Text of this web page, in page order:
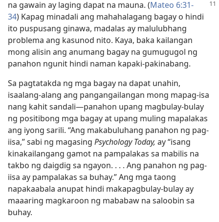
na gawain ay laging dapat na mauna. (Mateo 6:31-
34) Kapag minadali ang mahahalagang bagay o hindi
ito puspusang ginawa, madalas ay malulubhang
problema ang kasunod nito. Kaya, baka kailangan
mong alisin ang anumang bagay na gumugugol ng
panahon ngunit hindi naman kapaki-pakinabang.
Sa pagtatakda ng mga bagay na dapat unahin,
isaalang-alang ang pangangailangan mong mapag-isa
nang kahit sandali​—panahon upang magbulay-bulay
ng positibong mga bagay at upang muling mapalakas
ang iyong sarili. “Ang makabuluhang panahon ng pag-
iisa,” sabi ng magasing Psychology Today, ay “isang
kinakailangang gamot na pampalakas sa mabilis na
takbo ng daigdig sa ngayon. . . . Ang panahon ng pag-
iisa ay pampalakas sa buhay.” Ang mga taong
napakaabala anupat hindi makapagbulay-bulay ay
maaaring magkaroon ng mababaw na saloobin sa
buhay.